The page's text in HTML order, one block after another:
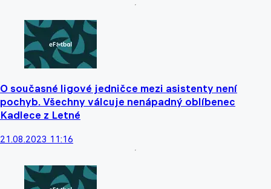
O současné ligové jedničce mezi asistenty není
pochyb. Všechny válcuje nenápadný oblíbenec
Kadlece z Letné
21.08.2023 11:16